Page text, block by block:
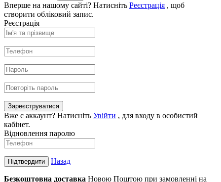
Вперше на нашому сайті? Натисніть Реєстрація , щоб
створити обліковий запис.
Реєстрація
Зареєструватися
Вже є аккаунт? Натисніть Увійти , для входу в особистий
кабінет.
Відновлення паролю
Підтвердити Назад
Безкоштовна доставка Новою Поштою при замовленні на